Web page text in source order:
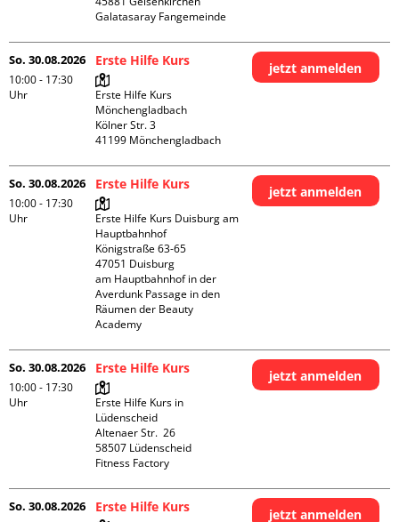
Galatasaray Fangemeinde
So. 30.08.2026
10:00 - 17:30
Uhr
Erste Hilfe Kurs
Erste Hilfe Kurs
Mönchengladbach
Kölner Str. 3
jetzt anmelden
So. 30.08.2026
10:00 - 17:30
Uhr
Erste Hilfe Kurs
Erste Hilfe Kurs Duisburg am
Hauptbahnhof
Königstraße 63-65
47051 Duisburg
am Hauptbahnhof in der
Averdunk Passage in den
Räumen der Beauty
Academy
jetzt anmelden
So. 30.08.2026
10:00 - 17:30
Uhr
Erste Hilfe Kurs
Erste Hilfe Kurs in
Lüdenscheid
Altenaer Str.  26
58507 Lüdenscheid
Fitness Factory
jetzt anmelden
So. 30.08.2026 Erste Hilfe Kurs jetzt anmelden